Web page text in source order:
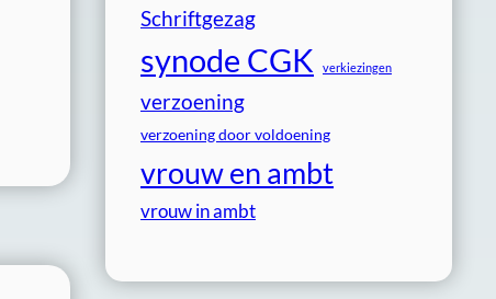
Schriftgezag
synode CGK verkiezingen
verzoening
verzoening door voldoening
vrouw en ambt
vrouw in ambt